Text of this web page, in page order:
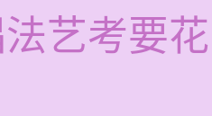
艺考要